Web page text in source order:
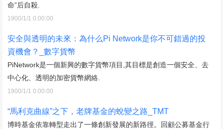
命”后自殺.
1900/1/1 0:00:00
安全與透明的未來：為什么Pi Network是你不可錯過的投
資機會？_數字貨幣
PiNetwork是一個新興的數字貨幣項目,其目標是創造一個安全、去
中心化、透明的加密貨幣網絡.
1900/1/1 0:00:00
“馬利克曲線”之下，老牌基金的蛻變之路_TMT
博時基金依靠轉型走出了一條創新發展的新路徑。回顧公募基金行